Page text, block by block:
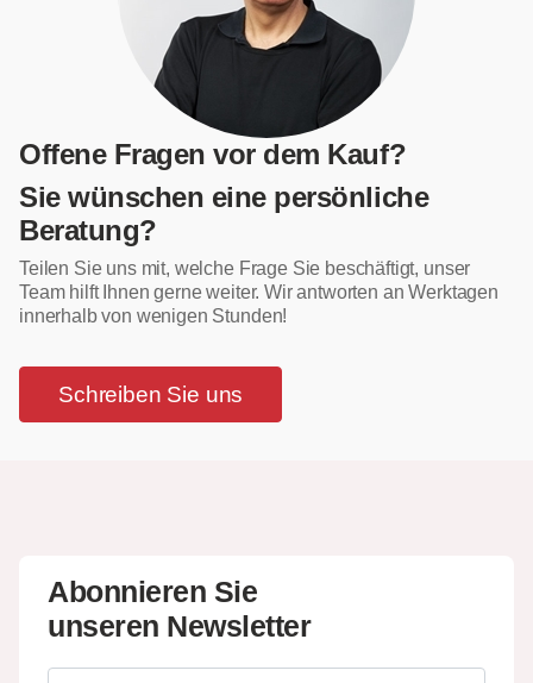
Offene Fragen vor dem Kauf?
Sie wünschen eine persönliche
Beratung?
Teilen Sie uns mit, welche Frage Sie beschäftigt, unser
Team hilft Ihnen gerne weiter. Wir antworten an Werktagen
innerhalb von wenigen Stunden!
Schreiben Sie uns
Abonnieren Sie
unseren Newsletter